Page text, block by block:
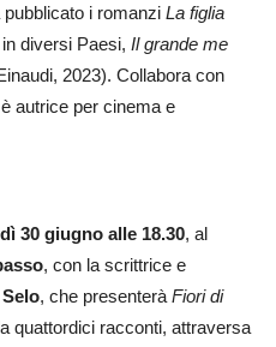
i romanzi La figlia
diversi Paesi, Il grande me
2023). Collabora con
autrice per cinema e
30 giugno alle 18.30, al
, con la scrittrice e
, che presenterà Fiori di
quattordici racconti, attraversa